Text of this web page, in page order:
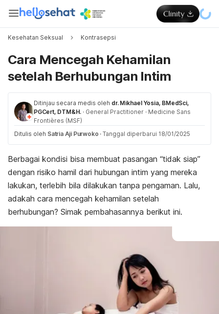
Kesehatan Seksual Kontrasepsi
Cara Mencegah Kehamilan
setelah Berhubungan Intim
Ditinjau secara medis oleh dr. Mikhael Yosia, BMedSci,
PGCert, DTM&H. · General Practitioner · Medicine Sans
Frontières (MSF)
Ditulis oleh Satria Aji Purwoko · Tanggal diperbarui 18/01/2025
Berbagai kondisi bisa membuat pasangan “tidak siap”
dengan risiko hamil dari hubungan intim yang mereka
lakukan, terlebih bila dilakukan tanpa pengaman. Lalu,
adakah cara mencegah kehamilan setelah
berhubungan? Simak pembahasannya berikut ini.